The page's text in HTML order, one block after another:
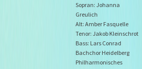
Sopran: Johanna
Greulich
Alt: Amber Fasquelle
Tenor: Jakob Kleinschrot
Bass: Lars Conrad
Bachchor Heidelberg
Philharmonisches